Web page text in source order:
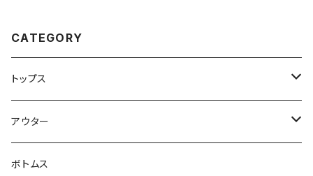
CATEGORY
トップス
スウェット・パーカー
Tシャツ
アウター
ジャケット・ブルゾン
ボトムス